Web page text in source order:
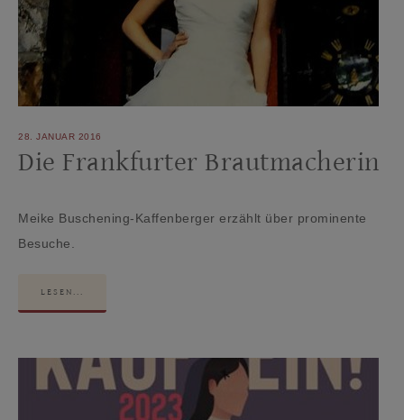
28. JANUAR 2016
Die Frankfurter Brautmacherin
Meike Buschening-Kaffenberger erzählt über prominente
Besuche.
LESEN...